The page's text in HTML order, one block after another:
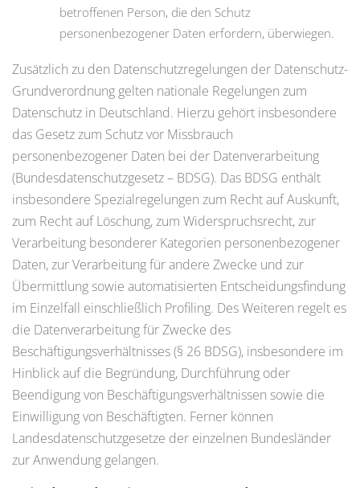
betroffenen Person, die den Schutz
personenbezogener Daten erfordern, überwiegen.
Zusätzlich zu den Datenschutzregelungen der Datenschutz-
Grundverordnung gelten nationale Regelungen zum
Datenschutz in Deutschland. Hierzu gehört insbesondere
das Gesetz zum Schutz vor Missbrauch
personenbezogener Daten bei der Datenverarbeitung
(Bundesdatenschutzgesetz – BDSG). Das BDSG enthält
insbesondere Spezialregelungen zum Recht auf Auskunft,
zum Recht auf Löschung, zum Widerspruchsrecht, zur
Verarbeitung besonderer Kategorien personenbezogener
Daten, zur Verarbeitung für andere Zwecke und zur
Übermittlung sowie automatisierten Entscheidungsfindung
im Einzelfall einschließlich Profiling. Des Weiteren regelt es
die Datenverarbeitung für Zwecke des
Beschäftigungsverhältnisses (§ 26 BDSG), insbesondere im
Hinblick auf die Begründung, Durchführung oder
Beendigung von Beschäftigungsverhältnissen sowie die
Einwilligung von Beschäftigten. Ferner können
Landesdatenschutzgesetze der einzelnen Bundesländer
zur Anwendung gelangen.